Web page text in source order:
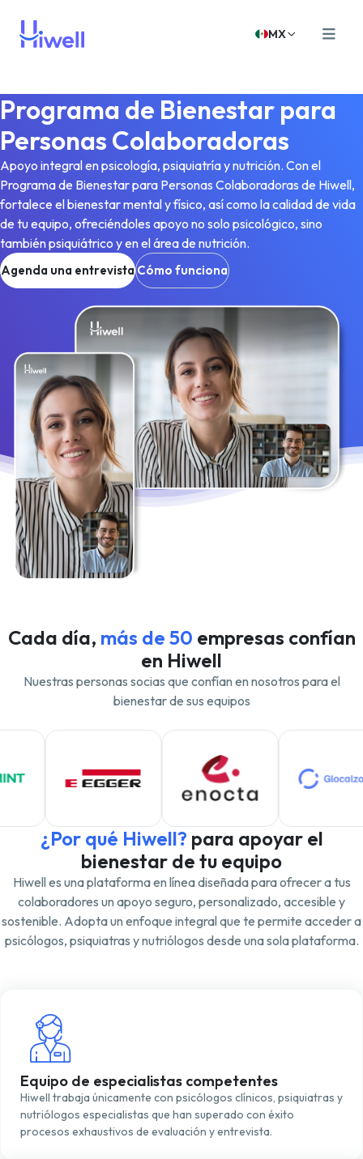
MX
Programa de Bienestar para
Personas Colaboradoras
Apoyo integral en psicología, psiquiatría y nutrición. Con el
Programa de Bienestar para Personas Colaboradoras de Hiwell,
fortalece el bienestar mental y físico, así como la calidad de vida
de tu equipo, ofreciéndoles apoyo no solo psicológico, sino
también psiquiátrico y en el área de nutrición.
Agenda una entrevistaCómo funciona
Cada día, más de 50 empresas confían
en Hiwell
Nuestras personas socias que confían en nosotros para el
bienestar de sus equipos
¿Por qué Hiwell? para apoyar el
bienestar de tu equipo
Hiwell es una plataforma en línea diseñada para ofrecer a tus
colaboradores un apoyo seguro, personalizado, accesible y
sostenible. Adopta un enfoque integral que te permite acceder a
psicólogos, psiquiatras y nutriólogos desde una sola plataforma.
Equipo de especialistas competentes
Hiwell trabaja únicamente con psicólogos clínicos, psiquiatras y
nutriólogos especialistas que han superado con éxito
procesos exhaustivos de evaluación y entrevista.